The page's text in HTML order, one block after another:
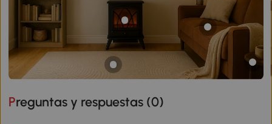
Preguntas y respuestas (0)